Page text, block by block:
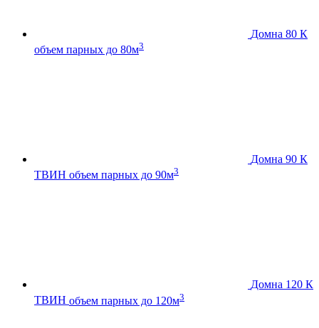
Домна 80 К
объем парных до 80м3
Домна 90 К
ТВИН объем парных до 90м3
Домна 120 К
ТВИН объем парных до 120м3